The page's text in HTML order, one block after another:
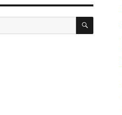
SUCHEN